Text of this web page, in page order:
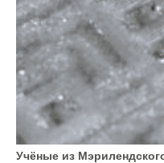
Учёные из